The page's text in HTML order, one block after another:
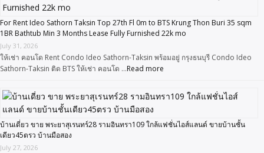
For Rent Ideo Sathorn Taksin Top 27th Fl 0m to BTS Krung Thon Buri 35 sqm
1BR Bathtub Min 3 Months Lease Fully Furnished 22k mo
July 31, 2026
ให้เช่า คอนโด Rent Condo Ideo Sathorn-Taksin พร้อมอยู่ กรุงธนบุรี Condo Ideo
Sathorn-Taksin ติด BTS ให้เช่า คอนโด …Read more
บ้านเดี่ยว ขาย พระยาสุเรนทร์28 รามอินทรา109 ใกล้แฟชั่นไอส์แลนด์ ขายบ้านชั้น
เดียว45ตรว บ้านมือสอง
July 27, 2026